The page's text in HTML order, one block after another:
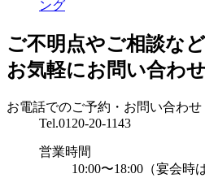
ング
ご不明点やご相談など
お気軽にお問い合わ
お電話でのご予約・お問い合わせ
Tel.0120-20-1143
営業時間
10:00〜18:00（宴会時